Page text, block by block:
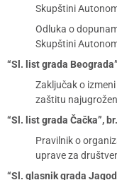
Skupštini
Odluka o
Skupštini
“Sl. list grada
Zaključak o
zaštitu
“Sl. list grada Čačka”,
Pravilnik o
uprave za
“Sl. glasnik grada